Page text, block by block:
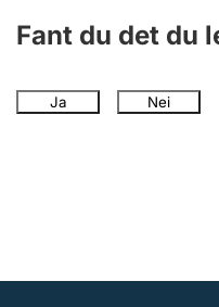
Fant du det du
Ja Nei